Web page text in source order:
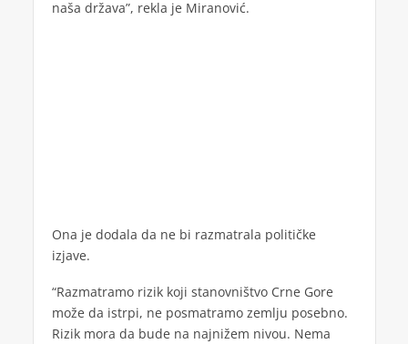
naša država”, rekla je Miranović.
Ona je dodala da ne bi razmatrala političke
izjave.
“Razmatramo rizik koji stanovništvo Crne Gore
može da istrpi, ne posmatramo zemlju posebno.
Rizik mora da bude na najnižem nivou. Nema